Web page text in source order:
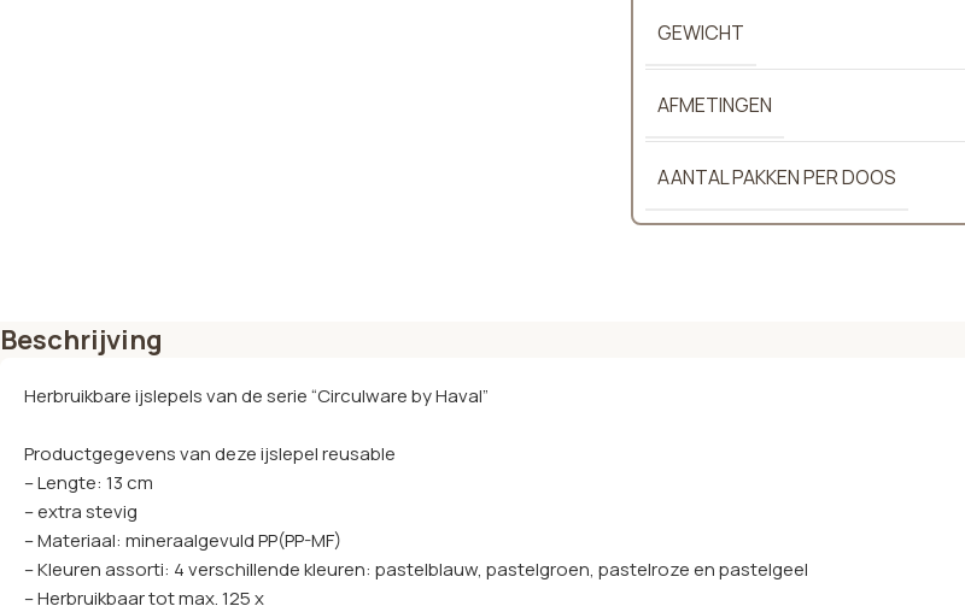
GEWICHT
AFMETINGEN
AANTAL PAKKEN PER DOOS
Beschrijving
Herbruikbare ijslepels van de serie “Circulware by Haval”
Productgegevens van deze ijslepel reusable
– Lengte: 13 cm
– extra stevig
– Materiaal: mineraalgevuld PP(PP-MF)
– Kleuren assorti: 4 verschillende kleuren: pastelblauw, pastelgroen, pastelroze en pastelgeel
– Herbruikbaar tot max. 125 x